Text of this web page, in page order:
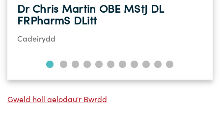
Dr Chris Martin OBE MStJ DL
FRPharmS DLitt
Cadeirydd
Gweld holl aelodau'r Bwrdd